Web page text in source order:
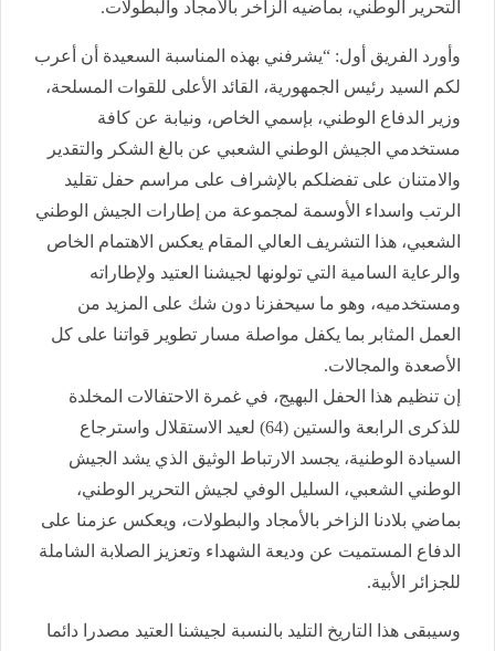
التحرير الوطني، بماضيه الزاخر بالأمجاد والبطولات.
وأورد الفريق أول: “يشرفني بهذه المناسبة السعيدة أن أعرب
لكم السيد رئيس الجمهورية، القائد الأعلى للقوات المسلحة،
وزير الدفاع الوطني، بإسمي الخاص، ونيابة عن كافة
مستخدمي الجيش الوطني الشعبي عن بالغ الشكر والتقدير
والامتنان على تفضلكم بالإشراف على مراسم حفل تقليد
الرتب واسداء الأوسمة لمجموعة من إطارات الجيش الوطني
الشعبي، هذا التشريف العالي المقام يعكس الاهتمام الخاص
والرعاية السامية التي تولونها لجيشنا العتيد ولإطاراته
ومستخدميه، وهو ما سيحفزنا دون شك على المزيد من
العمل المثابر بما يكفل مواصلة مسار تطوير قواتنا على كل
الأصعدة والمجالات.
إن تنظيم هذا الحفل البهيج، في غمرة الاحتفالات المخلدة
للذكرى الرابعة والستين (64) لعيد الاستقلال واسترجاع
السيادة الوطنية، يجسد الارتباط الوثيق الذي يشد الجيش
الوطني الشعبي، السليل الوفي لجيش التحرير الوطني،
بماضي بلادنا الزاخر بالأمجاد والبطولات، ويعكس عزمنا على
الدفاع المستميت عن وديعة الشهداء وتعزيز الصلابة الشاملة
للجزائر الأبية.
وسيبقى هذا التاريخ التليد بالنسبة لجيشنا العتيد مصدرا دائما